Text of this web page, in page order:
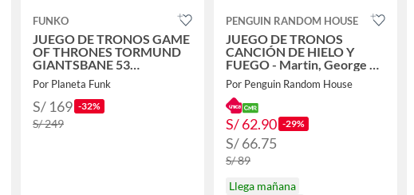
FUNKO
JUEGO DE TRONOS GAME
OF THRONES TORMUND
GIANTSBANE 53
EXCLUSIVO
Por Planeta Funk
S/ 169 -32%
S/ 249
PENGUIN RANDOM HOUSE
JUEGO DE TRONOS
CANCIÓN DE HIELO Y
FUEGO - Martin, George R.
R.
Por Penguin Random House
S/ 62.90 -29%
S/ 66.75
S/ 89
Llega mañana